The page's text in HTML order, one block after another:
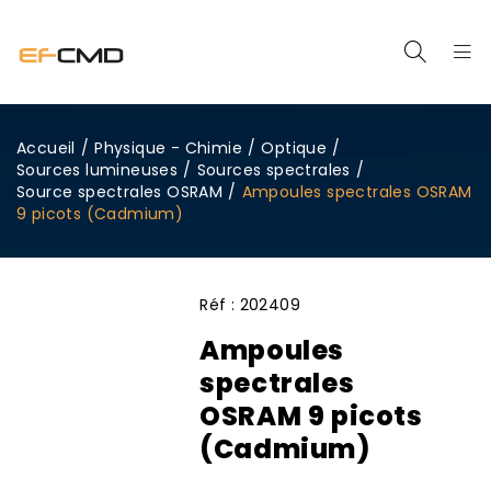
Accueil / Physique - Chimie / Optique /
Sources lumineuses / Sources spectrales /
Source spectrales OSRAM / Ampoules spectrales OSRAM
9 picots (Cadmium)
Réf : 202409
Ampoules
spectrales
OSRAM 9 picots
(Cadmium)